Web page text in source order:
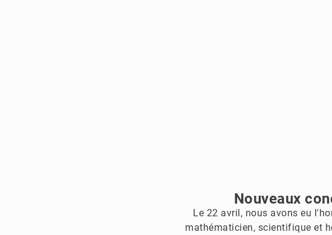
Nouveaux
Le 22 avril, nous avons eu
mathématicien, scientifique et